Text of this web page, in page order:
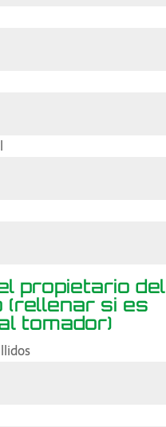
propietario del
(rellenar si es
tomador)